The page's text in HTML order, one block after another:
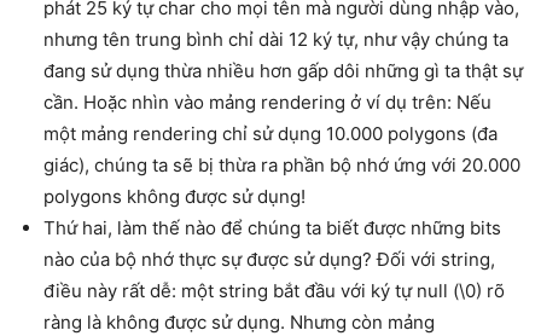
phát 25 ký tự char cho mọi tên mà người dùng nhập vào,
nhưng tên trung bình chỉ dài 12 ký tự, như vậy chúng ta
đang sử dụng thừa nhiều hơn gấp dôi những gì ta thật sự
cần. Hoặc nhìn vào mảng rendering ở ví dụ trên: Nếu
một mảng rendering chỉ sử dụng 10.000 polygons (đa
giác), chúng ta sẽ bị thừa ra phần bộ nhớ ứng với 20.000
polygons không được sử dụng!
Thứ hai, làm thế nào để chúng ta biết được những bits
nào của bộ nhớ thực sự được sử dụng? Đối với string,
điều này rất dễ: một string bắt đầu với ký tự null (\0) rõ
ràng là không được sử dụng. Nhưng còn mảng